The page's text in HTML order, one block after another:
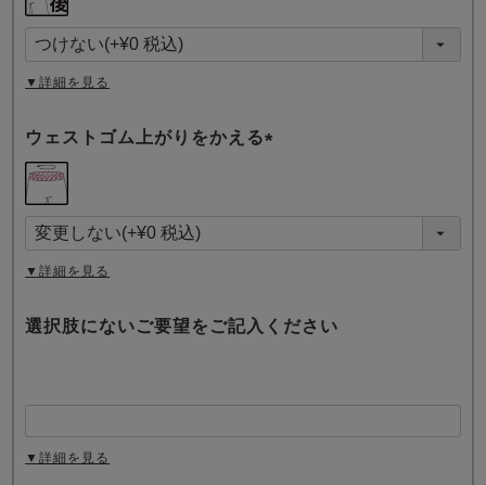
須
)
▼詳細を見る
ウェストゴム上がりをかえる
須
)
▼詳細を見る
選択肢にないご要望をご記入ください
▼詳細を見る